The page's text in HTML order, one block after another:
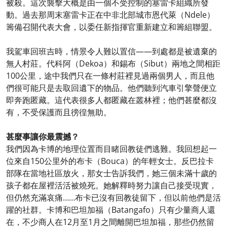
被殺。這次襲擊大概是由一個不受控制的塞雷卡組織所發
動。過去那周末塞雷卡正在中非北部城市恩代萊（Ndele）
籌備召開代表大會，以委任新指揮官重新建立和籌組聯盟。
我駕車回班吉時，情景令人難以置信——到處都是被遺棄的
無人村莊。代科阿（Dekoa）和錫布（Sibut）兩地之間相距
100公里，途中我們只在一條村莊裡見過兩個男人，而且他
們很可能只是去取回遺下的物品。他們聽到汽車引擎聲便立
即奔跑匿藏。這代表很多人都匿藏在叢林裡；他們甚麼都沒
有，不受保護而且徬徨無助。
甚麼事讓你最震撼？
我們因為卡博的地理位置而目睹回教徒們逃難。我回想起一
位來自150公里外的布卡（Bouca）的年輕女士。反巴拉卡
部隊在當地社區放火，那女士告訴我們，她三個未滿十歲的
孩子都在屋裡活活被燒死。她解釋時努力讓自己接受現實，
但仍然充滿哀痛……布卡已沒有回教徒留下，但以前他們是活
躍的社群。卡博和巴坦加福（Batangafo）只有少量商人還
在，不少商人在12月至1月之間離開巴坦加福，那些仍然留